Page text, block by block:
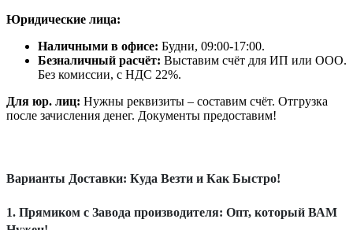
Юридические лица:
Наличными в офисе: Будни, 09:00-17:00.
Безналичный расчёт: Выставим счёт для ИП или ООО.
Без комиссии, с НДС 22%.
Для юр. лиц: Нужны реквизиты – составим счёт. Отгрузка
после зачисления денег. Документы предоставим!
Варианты Доставки: Куда Везти и Как Быстро!
1. Прямиком с Завода производителя: Опт, который ВАМ